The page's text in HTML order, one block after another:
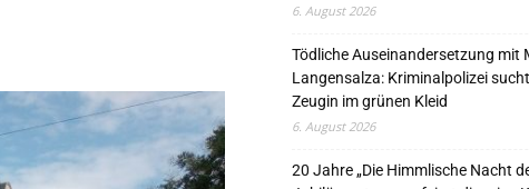
6. August 2026
Tödliche Auseinandersetzung mit
Langensalza: Kriminalpolizei
Zeugin im grünen Kleid
6. August 2026
20 Jahre „Die Himmlische Nacht